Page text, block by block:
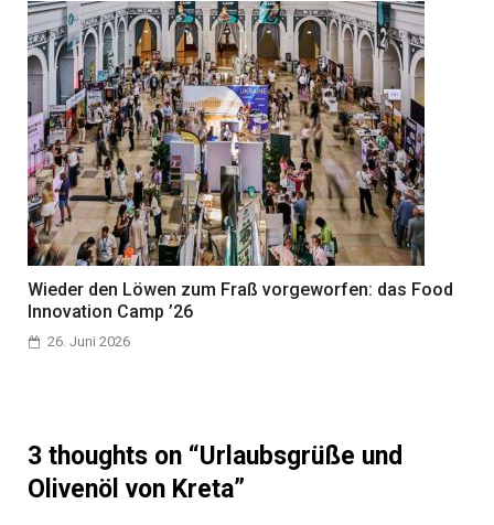
Wieder den Löwen zum Fraß vorgeworfen: das Food
Innovation Camp ’26
26. Juni 2026
3 thoughts on “Urlaubsgrüße und
Olivenöl von Kreta”